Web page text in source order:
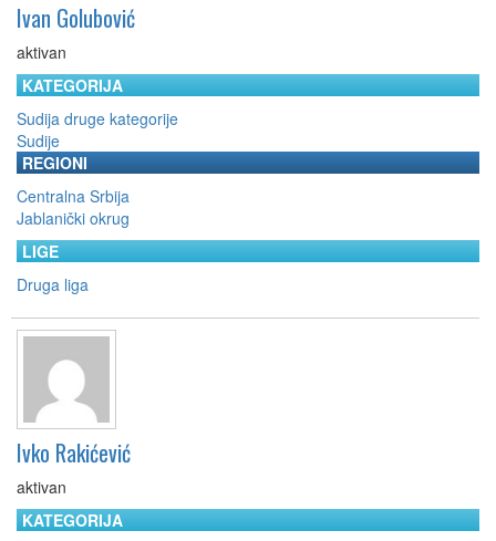
Ivan Golubović
aktivan
KATEGORIJA
Sudija druge kategorije
Sudije
REGIONI
Centralna Srbija
Jablanički okrug
LIGE
Druga liga
Ivko Rakićević
aktivan
KATEGORIJA